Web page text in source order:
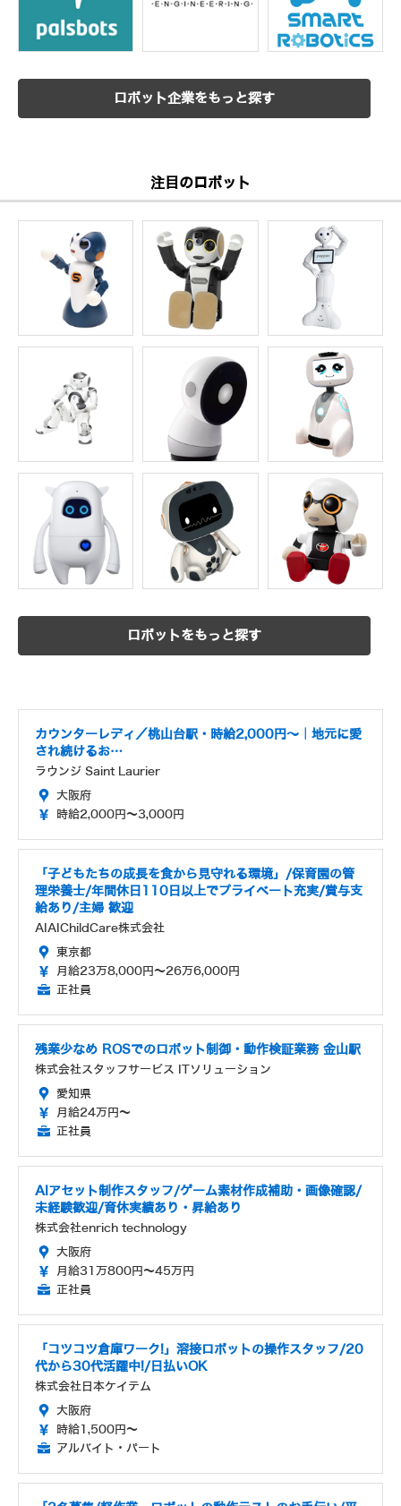
ロボット企業をもっと探す
注目のロボット
ロボットをもっと探す
カウンターレディ／桃山台駅・時給2,000円～｜地元に愛
され続けるお…
ラウンジ Saint Laurier
大阪府
時給2,000円～3,000円
「子どもたちの成長を食から見守れる環境」/保育園の管
理栄養士/年間休日110日以上でプライベート充実/賞与支
給あり/主婦 歓迎
AIAIChildCare株式会社
東京都
月給23万8,000円～26万6,000円
正社員
残業少なめ ROSでのロボット制御・動作検証業務 金山駅
株式会社スタッフサービス ITソリューション
愛知県
月給24万円～
正社員
AIアセット制作スタッフ/ゲーム素材作成補助・画像確認/
未経験歓迎/育休実績あり・昇給あり
株式会社enrich technology
大阪府
月給31万800円～45万円
正社員
「コツコツ倉庫ワーク!」溶接ロボットの操作スタッフ/20
代から30代活躍中!/日払いOK
株式会社日本ケイテム
大阪府
時給1,500円～
アルバイト・パート